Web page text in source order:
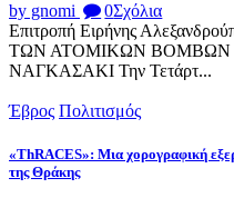
by gnomi 0Σχόλια
Επιτροπή Ειρήνης
ΤΩΝ ΑΤΟΜΙΚΩΝ ΒΟΜΒΩΝ
ΝΑΓΚΑΣΑΚΙ Την Τετάρτ...
Έβρος Πολιτισμός
«ThRACES»: Μια χορογραφική
της Θράκης